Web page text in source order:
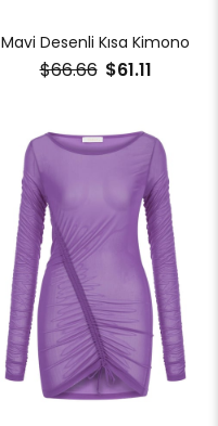
Mavi Desenli Kısa Kimono
$61.11
$66.66